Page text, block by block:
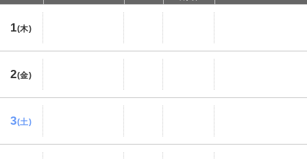
1(木)
2(金)
3(土)